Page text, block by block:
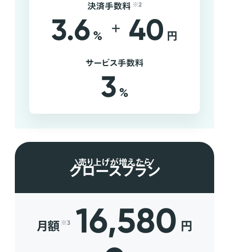
決済手数料 ※2
3.6 % + 40 円
サービス手数料
3 %
売り上げが増えたら
グロースプラン
月額 ※3 16,580 円